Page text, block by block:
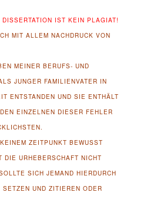
IST KEIN PLAGIAT!
MIT ALLEM NACHDRUCK VON
MEINER BERUFS- UND
JUNGER FAMILIENVATER IN
ENTSTANDEN UND SIE ENTHÄLT
EINZELNEN DIESER FEHLER
ZEITPUNKT BEWUSST
DIE URHEBERSCHAFT NICHT
SICH JEMAND HIERDURCH
UND ZITIEREN ODER